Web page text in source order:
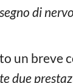
di
un breve
due